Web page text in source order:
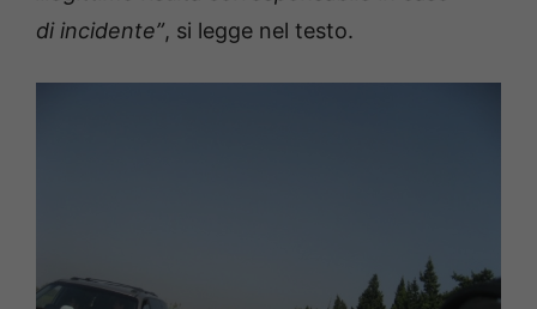
di incidente”, si legge nel testo.